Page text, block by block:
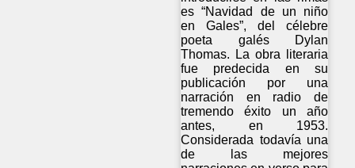
es “Navidad de un niño
en Gales”, del célebre
poeta galés Dylan
Thomas. La obra literaria
fue predecida en su
publicación por una
narración en radio de
tremendo éxito un año
antes, en 1953.
Considerada todavía una
de las mejores